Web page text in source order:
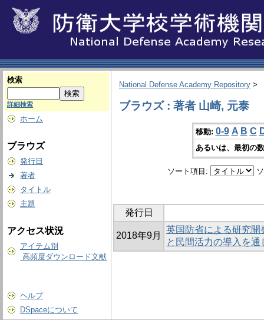
検索
詳細検索
ホーム
ブラウズ
発行日
著者
タイトル
主題
アクセス状況
アイテム別
高頻度ダウンロード文献
ヘルプ
DSpaceについて
National Defense Academy Repository >
ブラウズ : 著者 山崎, 元泰
移動: 0-9 A B C
あるいは、最初の
ソート項目:
発行日
2018年9月
英国防省による研究
と民間活力の導入を通